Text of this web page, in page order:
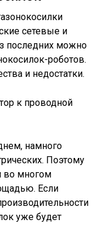
сетевые и
последних можно
роботов.
и недостатки.
намного
Поэтому
во многом
Если
уже будет